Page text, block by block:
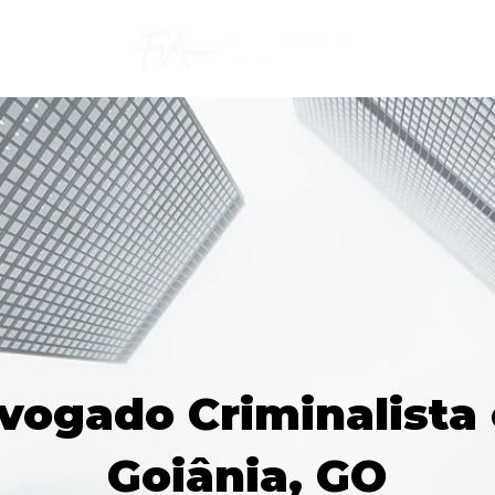
Criminalista
Goiânia, GO